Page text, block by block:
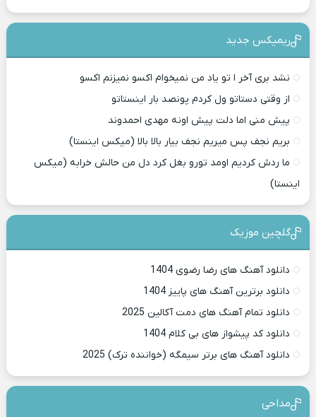
ریمیکس جدید
نشد بری آخر ا تو یاد من نمیخوام اکسو نمیزنم اکسو
از وقتی دستاتو ول کردم پونصد بار اینستاتو
پیش منی اما دلت پیش اونه مهدی احمدوند
بریم نجف پس میریم نجف بیار بالا بالا (میکس اینستا)
ما ردش کردیم اومد تورو بغل کرد دل من حالش خرابه (میکس
اینستا)
گلچین موزیک
دانلود آهنگ های رضا رضوی 1404
دانلود برترین آهنگ های پاییز 1404
دانلود تمام آهنگ های دمت آکالین 2025
دانلود کد پیشواز های بی کلام 1404
دانلود آهنگ های برتر سیمگه (خواننده ترک) 2025
مداحی